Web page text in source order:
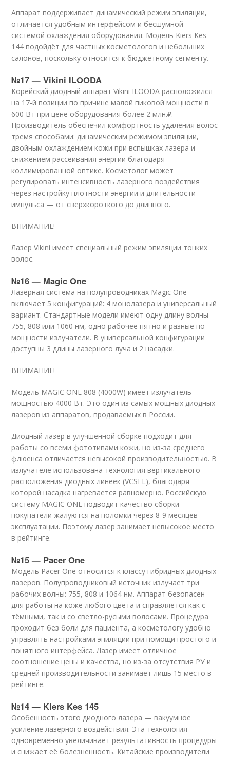
Аппарат поддерживает динамический режим эпиляции,
отличается удобным интерфейсом и бесшумной
системой охлаждения оборудования. Модель Kiers Kes
144 подойдёт для частных косметологов и небольших
салонов, поскольку относится к бюджетному сегменту.
№17 — Vikini ILOODA
Корейский диодный аппарат Vikini ILOODA расположился
на 17-й позиции по причине малой пиковой мощности в
600 Вт при цене оборудования более 2 млн.₽.
Производитель обеспечил комфортность удаления волос
тремя способами: динамическим режимом эпиляции,
двойным охлаждением кожи при вспышках лазера и
снижением рассеивания энергии благодаря
коллимированной оптике. Косметолог может
регулировать интенсивность лазерного воздействия
через настройку плотности энергии и длительности
импульса — от сверхкороткого до длинного.
ВНИМАНИЕ!
Лазер Vikini имеет специальный режим эпиляции тонких
волос.
№16 — Magic One
Лазерная система на полупроводниках Magic One
включает 5 конфигураций: 4 монолазера и универсальный
вариант. Стандартные модели имеют одну длину волны —
755, 808 или 1060 нм, одно рабочее пятно и разные по
мощности излучатели. В универсальной конфигурации
доступны 3 длины лазерного луча и 2 насадки.
ВНИМАНИЕ!
Модель MAGIC ONE 808 (4000W) имеет излучатель
мощностью 4000 Вт. Это один из самых мощных диодных
лазеров из аппаратов, продаваемых в России.
Диодный лазер в улучшенной сборке подходит для
работы со всеми фототипами кожи, но из-за среднего
флюенса отличается невысокой производительностью. В
излучателе использована технология вертикального
расположения диодных линеек (VCSEL), благодаря
которой насадка нагревается равномерно. Российскую
систему MAGIC ONE подводит качество сборки —
покупатели жалуются на поломки через 8-9 месяцев
эксплуатации. Поэтому лазер занимает невысокое место
в рейтинге.
№15 — Pacer One
Модель Pacer One относится к классу гибридных диодных
лазеров. Полупроводниковый источник излучает три
рабочих волны: 755, 808 и 1064 нм. Аппарат безопасен
для работы на коже любого цвета и справляется как с
тёмными, так и со светло-русыми волосами. Процедура
проходит без боли для пациента, а косметологу удобно
управлять настройками эпиляции при помощи простого и
понятного интерфейса. Лазер имеет отличное
соотношение цены и качества, но из-за отсутствия РУ и
средней производительности занимает лишь 15 место в
рейтинге.
№14 — Kiers Kes 145
Особенность этого диодного лазера — вакуумное
усиление лазерного воздействия. Эта технология
одновременно увеличивает результативность процедуры
и снижает её болезненность. Китайские производители